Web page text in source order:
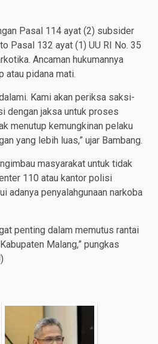
Pasal 114 ayat (2) subsider
Pasal 132 ayat (1) UU RI No. 35
Ancaman hukumannya
atau pidana mati.
Kami akan periksa saksi-
dengan jaksa untuk proses
menutup kemungkinan pelaku
yang lebih luas,” ujar Bambang.
masyarakat untuk tidak
110 atau kantor polisi
adanya penyalahgunaan narkoba
penting dalam memutus rantai
Malang,” pungkas